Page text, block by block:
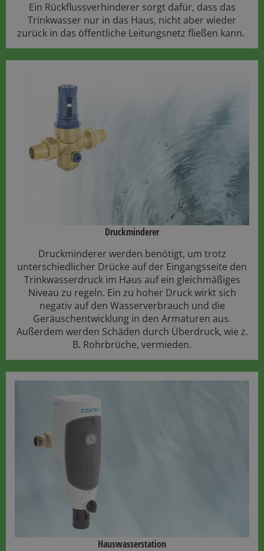
Ein Rückflussverhinderer sorgt dafür, dass das
Trinkwasser nur in das Haus, nicht aber wieder
zurück in das öffentliche Leitungsnetz fließen kann.
Druckminderer​
Druckminderer werden benötigt, um trotz
unterschiedlicher Drücke auf der Eingangsseite den
Trinkwasserdruck im Haus auf ein gleichmäßiges
Niveau zu regeln. Ein zu hoher Druck wirkt sich
negativ auf den Wasserverbrauch und die
Geräuschentwicklung in den Armaturen aus.
Außerdem werden Schäden durch Überdruck, wie z.
B. Rohrbrüche, vermieden.
Hauswasserstation